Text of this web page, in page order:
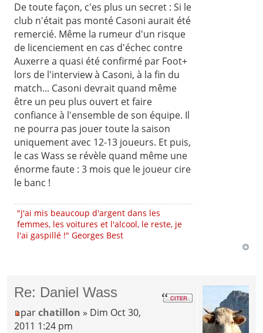
De toute façon, c'es plus un secret : Si le
club n'était pas monté Casoni aurait été
remercié. Même la rumeur d'un risque
de licenciement en cas d'échec contre
Auxerre a quasi été confirmé par Foot+
lors de l'interview à Casoni, à la fin du
match... Casoni devrait quand même
être un peu plus ouvert et faire
confiance à l'ensemble de son équipe. Il
ne pourra pas jouer toute la saison
uniquement avec 12-13 joueurs. Et puis,
le cas Wass se révèle quand même une
énorme faute : 3 mois que le joueur cire
le banc !
"J'ai mis beaucoup d'argent dans les
femmes, les voitures et l'alcool, le reste, je
l'ai gaspillé !" Georges Best
Re: Daniel Wass
parchatillon » Dim Oct 30,
2011 1:24 pm